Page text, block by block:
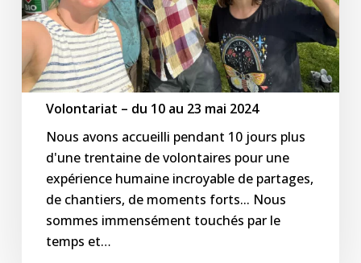
2024
Volontariat – du 10 au 23 mai 2024
Nous avons accueilli pendant 10 jours plus
d'une trentaine de volontaires pour une
expérience humaine incroyable de partages,
de chantiers, de moments forts... Nous
sommes immensément touchés par le
temps et…